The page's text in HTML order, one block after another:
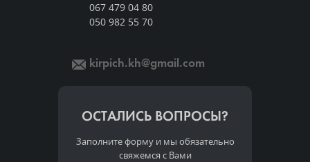
067 479 04 80
050 982 55 70
kirpich.kh@gmail.com
ОСТАЛИСЬ ВОПРОСЫ?
Заполните форму и мы обязательно
свяжемся с Вами